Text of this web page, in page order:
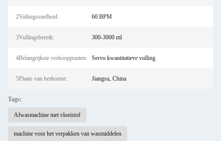
2Voltingssnelheid: 60 BPM
3Vullingsbereik: 300-3000 ml
4Belangrijkste verkooppunten: Servo kwantitatieve vulling
5Plaats van herkomst: Jiangsu, China
Tags:
Afwasmachine met vloeistof
machine voor het verpakken van wasmiddelen